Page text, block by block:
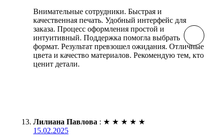
Внимательные сотрудники. Быстрая и
качественная печать. Удобный интерфейс для
заказа. Процесс оформления простой и
интуитивный. Поддержка помогла выбрать
формат. Результат превзошел ожидания. Отличные
цвета и качество материалов. Рекомендую тем, кто
ценит детали.
Лилиана Павлова : ★ ★ ★ ★ ★
15.02.2025